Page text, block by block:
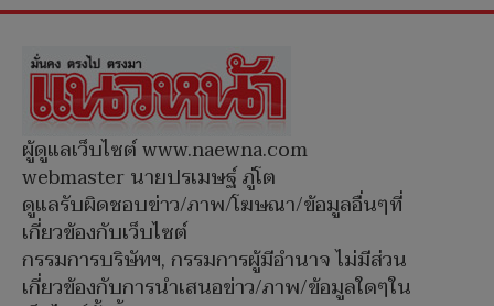
ผู้ดูแลเว็บไซต์ www.naewna.com
webmaster นายปรเมษฐ์ ภู่โต
ดูแลรับผิดชอบข่าว/ภาพ/โฆษณา/ข้อมูลอื่นๆที่
เกี่ยวข้องกับเว็บไซต์
กรรมการบริษัทฯ, กรรมการผู้มีอำนาจ ไม่มีส่วน
เกี่ยวข้องกับการนำเสนอข่าว/ภาพ/ข้อมูลใดๆใน